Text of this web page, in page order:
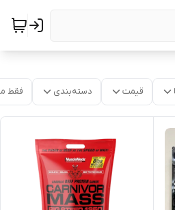
قیمت دسته‌بندی فقط